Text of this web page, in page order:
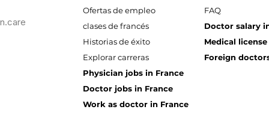
Ofertas de empleo
clases de francés
Historias de éxito
Explorar carreras
Physician jobs in France
Doctor jobs in France
Work as doctor in France
FAQ
Doctor salary
Medical
Foreign